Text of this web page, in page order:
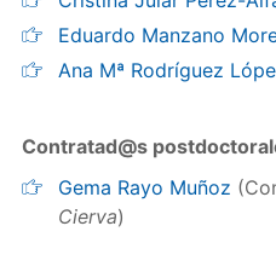
Eduardo Manzano
Ana Mª Rodríguez
Contratad@s
Gema Rayo Muñoz
Cierva)